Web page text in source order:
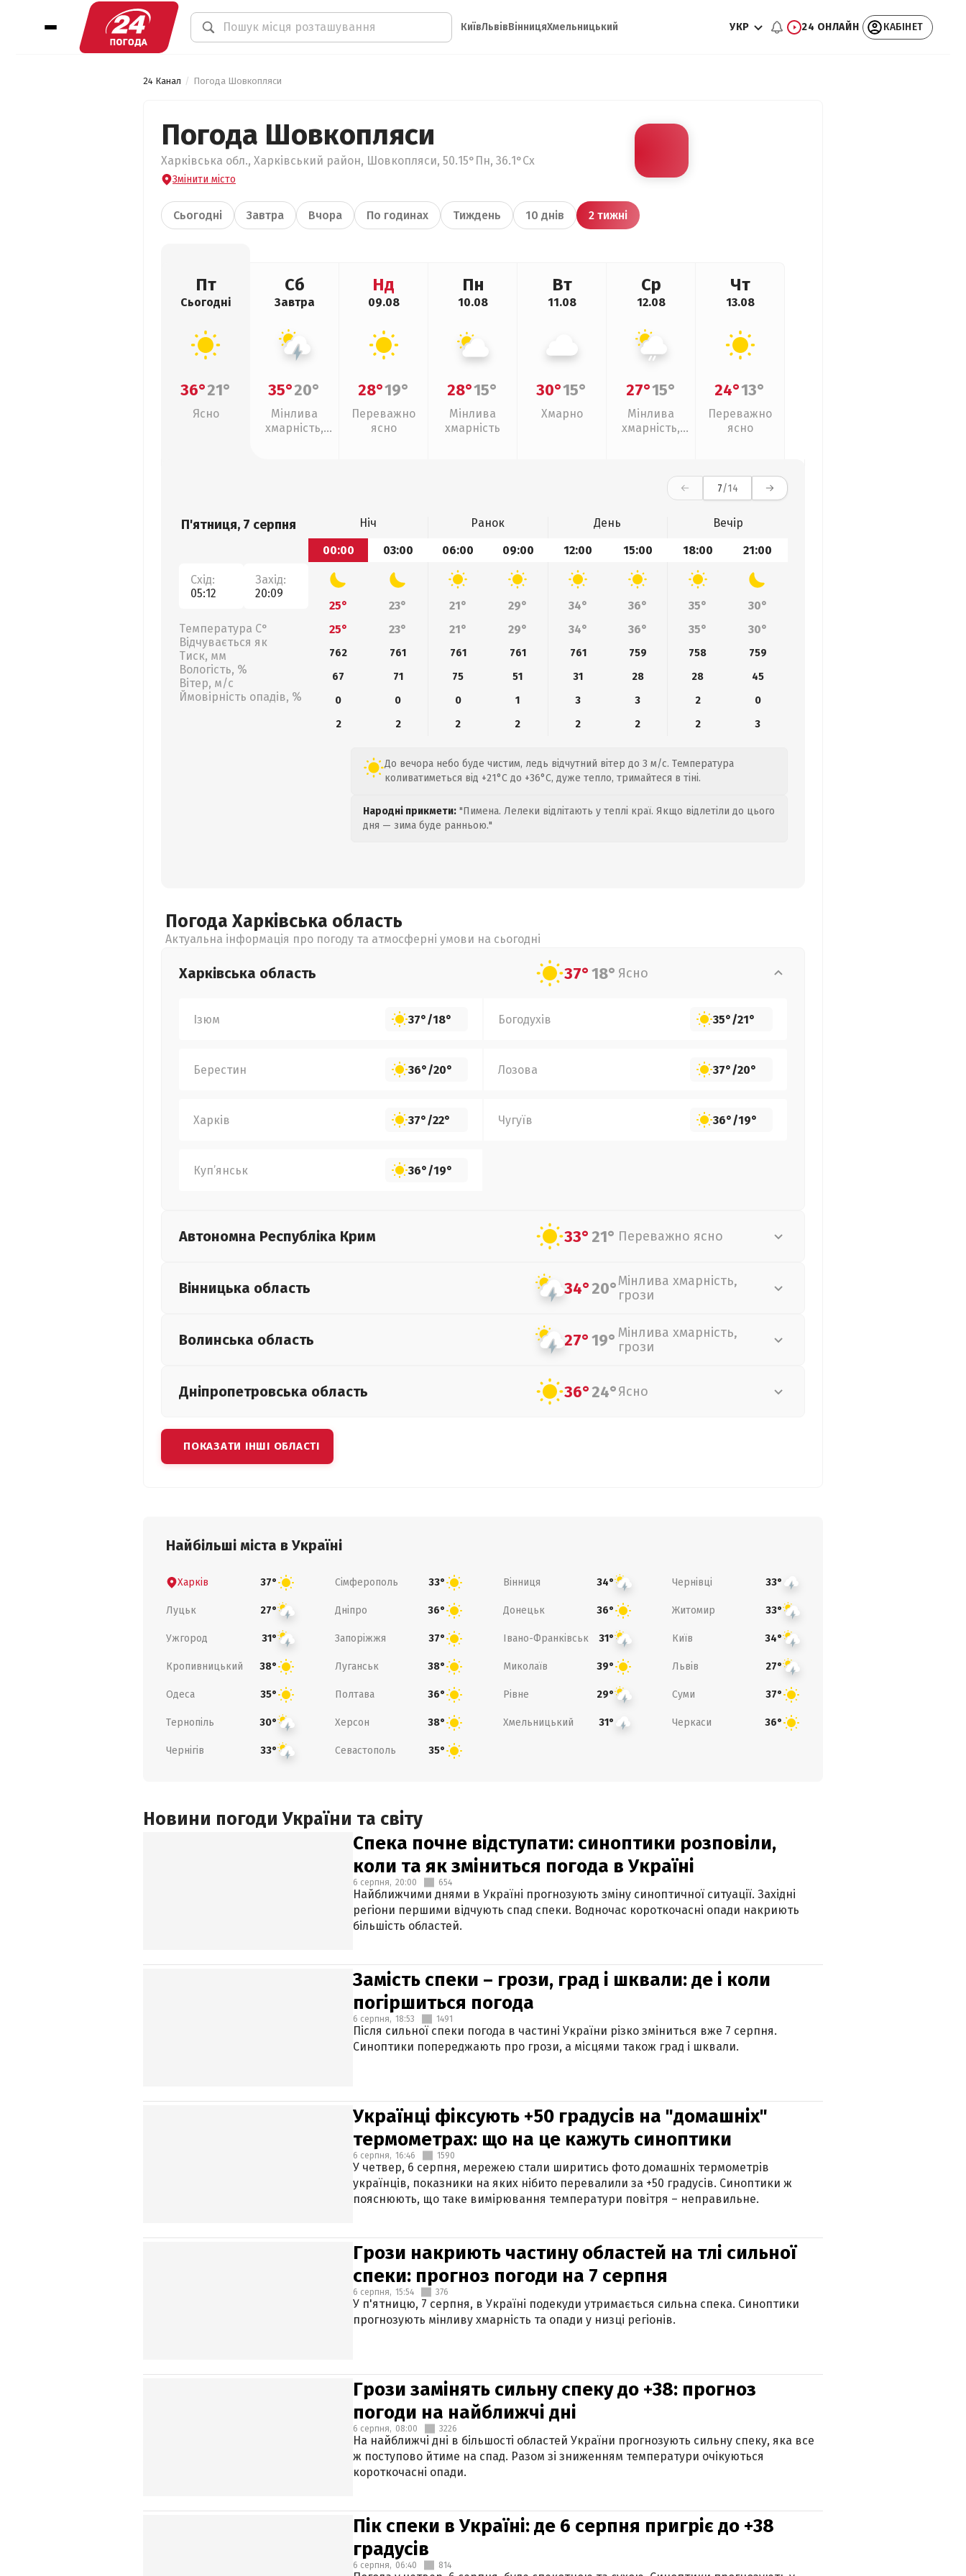
КиївЛьвівВінницяХмельницький УКР 24 ОНЛАЙН КАБІНЕТ
24 Канал Погода Шовкопляси
Погода Шовкопляси
Харківська обл., Харківський район, Шовкопляси, 50.15°Пн, 36.1°Сх
Змінити місто
Сьогодні Завтра Вчора По годинах Тиждень 10 днів 2 тижні
Пт
Сьогодні
36°21°
Ясно
Сб
Завтра
35°20°
Мінлива
хмарність,
Нд
09.08
28°19°
Переважно
ясно
Пн
10.08
28°15°
Мінлива
хмарність
Вт
11.08
30°15°
Хмарно
Ср
12.08
27°15°
Мінлива
хмарність,
Чт
13.08
24°13°
Переважно
ясно
7/14
П'ятниця, 7 серпня
Схід:
05:12
Захід:
20:09
Температура С°
Відчувається як
Тиск, мм
Вологість, %
Вітер, м/с
Ймовірність опадів, %
Ніч Ранок День
Вечір
00:00
03:00 06:00 09:00 12:00 15:00 18:00 21:00
25° 23° 21° 29° 34° 36° 35°
30°
25°
23° 21° 29° 34° 36° 35° 30°
762 761 761 761 761 759 758
759
67
71 75 51 31 28 28
45
0
0 0 1 3 3 2
0
2
2 2 2 2 2 2 3
До вечора небо буде чистим, ледь відчутний вітер до 3 м/с. Температура
коливатиметься від +21°C до +36°C, дуже тепло, тримайтеся в тіні.
Народні прикмети: "Пимена. Лелеки відлітають у теплі краї. Якщо відлетіли до цього
дня — зима буде ранньою."
Погода Харківська область
Актуальна інформація про погоду та атмосферні умови на сьогодні
Харківська область 37°18° Ясно
Ізюм 37°/18° Богодухів 35°/21°
Берестин 36°/20° Лозова 37°/20°
Харків 37°/22° Чугуїв 36°/19°
Куп’янськ 36°/19°
Автономна Республіка Крим 33°21° Переважно ясно
Вінницька область 34°20°Мінлива хмарність,
грози
Волинська область 27°19° Мінлива хмарність,
грози
Дніпропетровська область 36°24°Ясно
ПОКАЗАТИ ІНШІ ОБЛАСТІ
Найбільші міста в Україні
Харків 37° Сімферополь 33° Вінниця 34° Чернівці 33°
Луцьк 27° Дніпро 36° Донецьк 36° Житомир 33°
Ужгород 31° Запоріжжя 37° Івано-Франківськ 31° Київ 34°
Кропивницький 38° Луганськ 38° Миколаїв 39° Львів 27°
Одеса 35° Полтава 36° Рівне 29° Суми 37°
Тернопіль 30° Херсон 38° Хмельницький 31° Черкаси 36°
Чернігів 33° Севастополь 35°
Новини погоди України та світу
Спека почне відступати: синоптики розповіли,
коли та як зміниться погода в Україні
6 серпня, 20:00 654
Найближчими днями в Україні прогнозують зміну синоптичної ситуації. Західні
регіони першими відчують спад спеки. Водночас короткочасні опади накриють
більшість областей.
Замість спеки – грози, град і шквали: де і коли
погіршиться погода
6 серпня, 18:53 1491
Після сильної спеки погода в частині України різко зміниться вже 7 серпня.
Синоптики попереджають про грози, а місцями також град і шквали.
Українці фіксують +50 градусів на "домашніх"
термометрах: що на це кажуть синоптики
6 серпня, 16:46 1590
У четвер, 6 серпня, мережею стали ширитись фото домашніх термометрів
українців, показники на яких нібито перевалили за +50 градусів. Синоптики ж
пояснюють, що таке вимірювання температури повітря – неправильне.
Грози накриють частину областей на тлі сильної
спеки: прогноз погоди на 7 серпня
6 серпня, 15:54 376
У п'ятницю, 7 серпня, в Україні подекуди утримається сильна спека. Синоптики
прогнозують мінливу хмарність та опади у низці регіонів.
Грози замінять сильну спеку до +38: прогноз
погоди на найближчі дні
6 серпня, 08:00 3226
На найближчі дні в більшості областей України прогнозують сильну спеку, яка все
ж поступово йтиме на спад. Разом зі зниженням температури очікуються
короткочасні опади.
Пік спеки в Україні: де 6 серпня пригріє до +38
градусів
6 серпня, 06:40 814